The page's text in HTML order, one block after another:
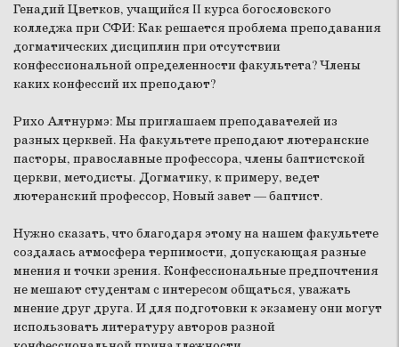
Генадий Цветков, учащийся II курса богословского
колледжа при СФИ: Как решается проблема преподавания
догматических дисциплин при отсутствии
конфессиональной определенности факультета? Члены
каких конфессий их преподают?
Рихо Алтнурмэ: Мы приглашаем преподавателей из
разных церквей. На факультете преподают лютеранские
пасторы, православные профессора, члены баптистской
церкви, методисты. Догматику, к примеру, ведет
лютеранский профессор, Новый завет — баптист.
Нужно сказать, что благодаря этому на нашем факультете
создалась атмосфера терпимости, допускающая разные
мнения и точки зрения. Конфессиональные предпочтения
не мешают студентам с интересом общаться, уважать
мнение друг друга. И для подготовки к экзамену они могут
использовать литературу авторов разной